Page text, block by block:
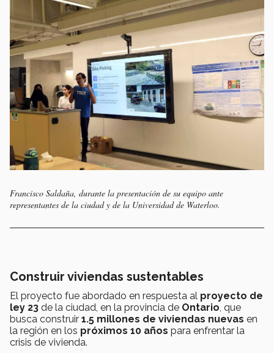
Francisco Saldaña, durante la presentación de su equipo ante
representantes de la ciudad y de la Universidad de Waterloo.
Construir viviendas sustentables
El proyecto fue abordado en respuesta al proyecto de
ley 23 de la ciudad, en la provincia de Ontario, que
busca construir 1.5 millones de viviendas nuevas en
la región en los próximos 10 años para enfrentar la
crisis de vivienda.